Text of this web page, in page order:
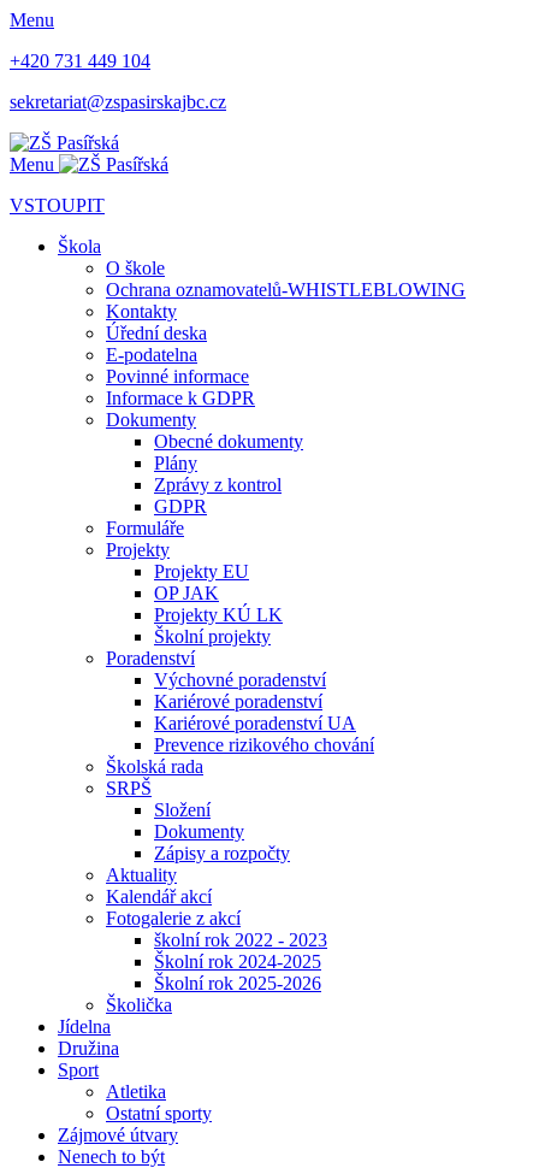
Menu
+420 731 449 104
sekretariat@zspasirskajbc.cz
Menu
VSTOUPIT
Škola
O škole
Ochrana oznamovatelů-WHISTLEBLOWING
Kontakty
Úřední deska
E-podatelna
Povinné informace
Informace k GDPR
Dokumenty
Obecné dokumenty
Plány
Zprávy z kontrol
GDPR
Formuláře
Projekty
Projekty EU
OP JAK
Projekty KÚ LK
Školní projekty
Poradenství
Výchovné poradenství
Kariérové poradenství
Kariérové poradenství UA
Prevence rizikového chování
Školská rada
SRPŠ
Složení
Dokumenty
Zápisy a rozpočty
Aktuality
Kalendář akcí
Fotogalerie z akcí
školní rok 2022 - 2023
Školní rok 2024-2025
Školní rok 2025-2026
Školička
Jídelna
Družina
Sport
Atletika
Ostatní sporty
Zájmové útvary
Nenech to být